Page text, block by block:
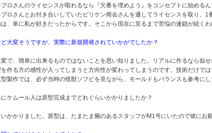
ロさんのライセンスが取れるなら『欠番を埋めよう』をコンセプトに始めるん
ロさんとお付き合いしていたビリケン商会さんを通してライセンスを取り、1
、単に私が好きだったからです。そこから現在に至るまで苦悩の連鎖が続くわ
大変そうですが、実際に新規開発されていかがでしたか？
変で、簡単に出来るものではないことを思い知りました。リアルに作るなら似
作る方の感性が入ってしまうと方向性が変わってしまうのです。技術だけで
製作では、必ず当時の怪獣ソフビを見ながら、モールドもバランスも参考に
ケムール人は原型完成までどれぐらいかかりましたか？
いかかりました。原型は、たまたま腕のあるスタッフがM1号にいたので彼に